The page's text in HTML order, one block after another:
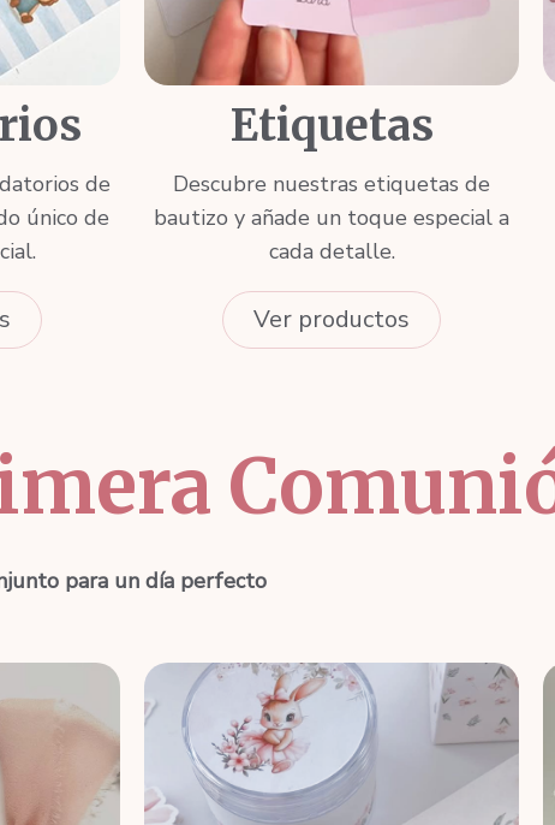
de
único de
Etiquetas
Descubre nuestras etiquetas de
bautizo y añade un toque especial a
cada detalle.
Ver productos
para un día perfecto